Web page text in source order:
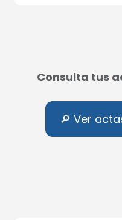
Consulta tus
🔎 Ver